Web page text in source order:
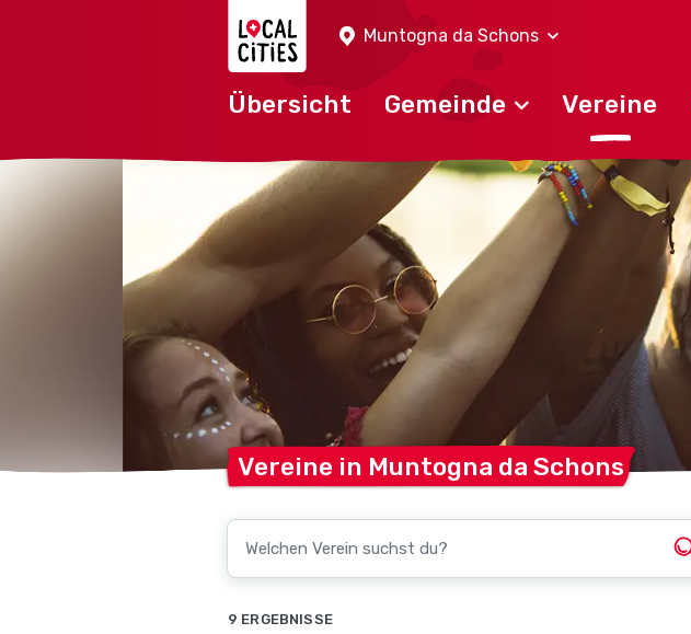
Muntogna da Schons
Übersicht Gemeinde Vereine
Vereine in Muntogna da Schons
9 ERGEBNISSE